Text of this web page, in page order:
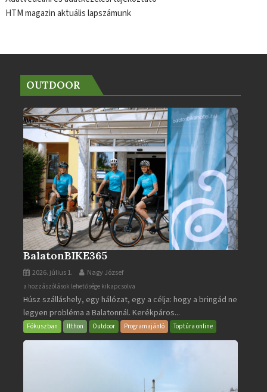
HTM magazin aktuális lapszámunk
OUTDOOR
BalatonBIKE365
2026. július 1. Nagy József
BalatonBIKE365
bejegyzéshez
a hozzászólások lehetősége kikapcsolva
Húsz szálláshely, egy hálózat, egy a célja: hogy a bringád ne
legyen probléma a Balatonnál. Kerékpáros...
Fókuszban Itthon Outdoor Programajánló Toptúra online